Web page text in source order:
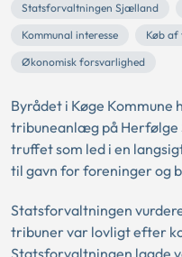
Statsforvaltningen Sjælland
Kommunal interesse
Køb af
Økonomisk forsvarlighed
Byrådet i Køge
tribuneanlæg på Herfølge
truffet som led i en
til gavn for foreninger og
Statsforvaltningen
tribuner var lovligt efter
Statsforvaltningen lagde